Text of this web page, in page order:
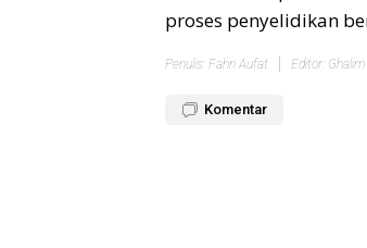
proses penyelidikan
Penulis: Fahri Aufat Editor:
Komentar